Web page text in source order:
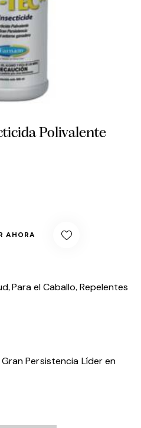
Polivalente
AHORA
, Para el Caballo, Repelentes
Persistencia Líder en